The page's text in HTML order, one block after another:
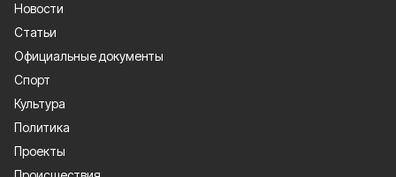
Новости
Статьи
Официальные документы
Спорт
Культура
Политика
Проекты